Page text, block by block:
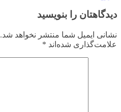
دیدگاهتان را بنویسید
نشانی ایمیل شما منتشر نخواهد شد.
علامت‌گذاری شده‌اند *